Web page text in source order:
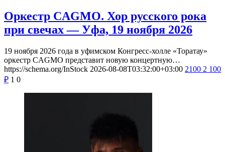
Оркестр CAGMO. Хор русского рока
при свечах — Уфа, 19 ноября 2026
19 ноября 2026 года в уфимском Конгресс-холле «Торатау»
оркестр CAGMO представит новую концертную…
https://schema.org/InStock 2026-08-08T03:32:00+03:00 2100 2 100
₽ 1 0